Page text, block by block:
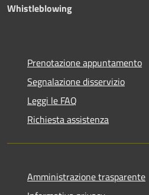
Whistleblowing
Prenotazione appuntamento
Segnalazione disservizio
Leggi le FAQ
Richiesta assistenza
Amministrazione trasparente